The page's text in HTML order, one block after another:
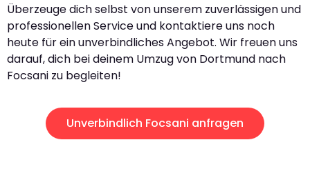
Überzeuge dich selbst von unserem zuverlässigen und
professionellen Service und kontaktiere uns noch
heute für ein unverbindliches Angebot. Wir freuen uns
darauf, dich bei deinem Umzug von Dortmund nach
Focsani zu begleiten!
Unverbindlich Focsani anfragen